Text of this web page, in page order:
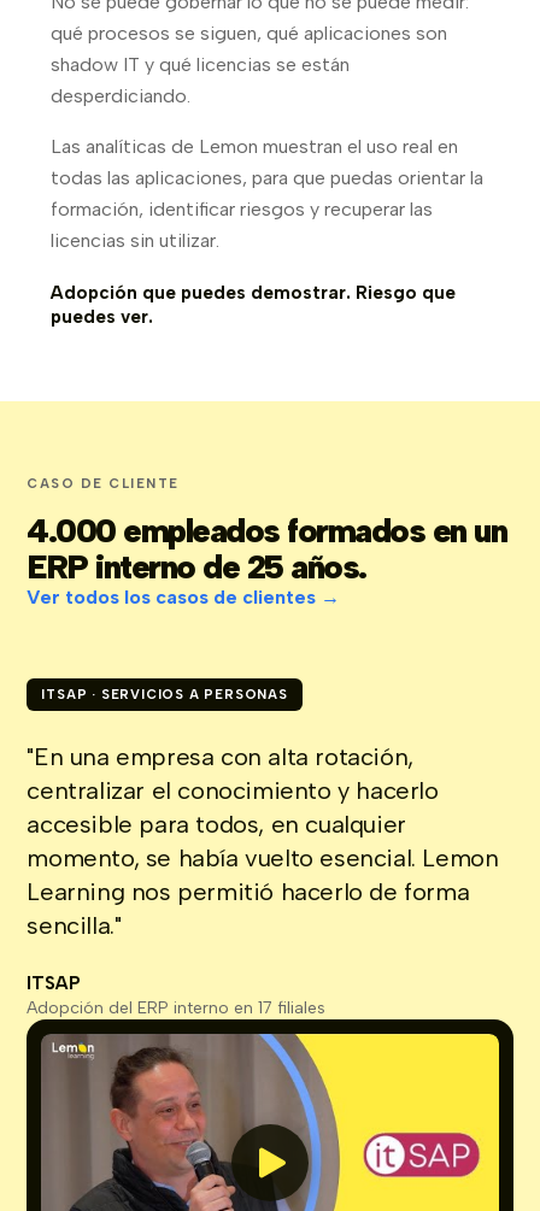
qué procesos se siguen, qué aplicaciones son
shadow IT y qué licencias se están
desperdiciando.
Las analíticas de Lemon muestran el uso real en
todas las aplicaciones, para que puedas orientar la
formación, identificar riesgos y recuperar las
licencias sin utilizar.
Adopción que puedes demostrar. Riesgo que
puedes ver.
CASO DE CLIENTE
4.000 empleados formados en un
ERP interno de 25 años.
Ver todos los casos de clientes →
ITSAP · SERVICIOS A PERSONAS
"En una empresa con alta rotación,
centralizar el conocimiento y hacerlo
accesible para todos, en cualquier
momento, se había vuelto esencial. Lemon
Learning nos permitió hacerlo de forma
sencilla."
ITSAP
Adopción del ERP interno en 17 filiales